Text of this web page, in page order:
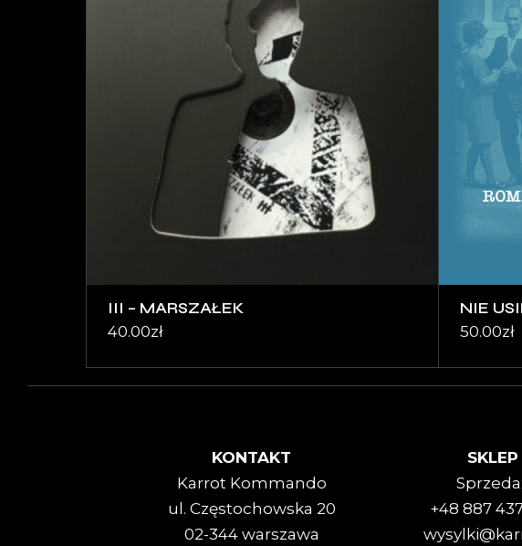
III – MARSZAŁEK
40.00zł
NIE
50.00zł
KONTAKT
Karrot Kommando
ul. Częstochowska 20
02-344 warszawa
SKLEP
+48 887